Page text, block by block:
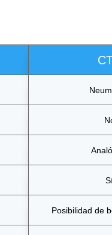
Posibilidad de